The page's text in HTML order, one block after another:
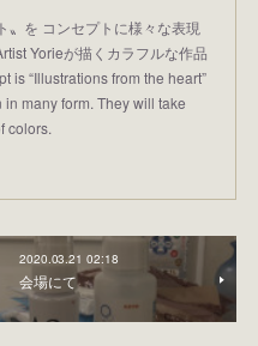
〟を コンセプトに様々な表現
Yorieが描くカラフルな作品
is “Illustrations from the heart”
many form. They will take
colors.
2020.03.21 02:18
会場にて